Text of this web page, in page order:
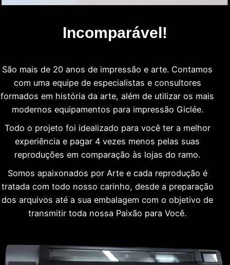
Incomparável!
São mais de 20 anos de impressão e arte. Contamos
com uma equipe de especialistas e consultores
formados em história da arte, além de utilizar os mais
modernos equipamentos para impressão Giclée.
Todo o projeto foi idealizado para você ter a melhor
experiência e pagar 4 vezes menos pelas suas
reproduções em comparação às lojas do ramo.
Somos apaixonados por Arte e cada reprodução é
tratada com todo nosso carinho, desde a preparação
dos arquivos até a sua embalagem com o objetivo de
transmitir toda nossa Paixão para Você.